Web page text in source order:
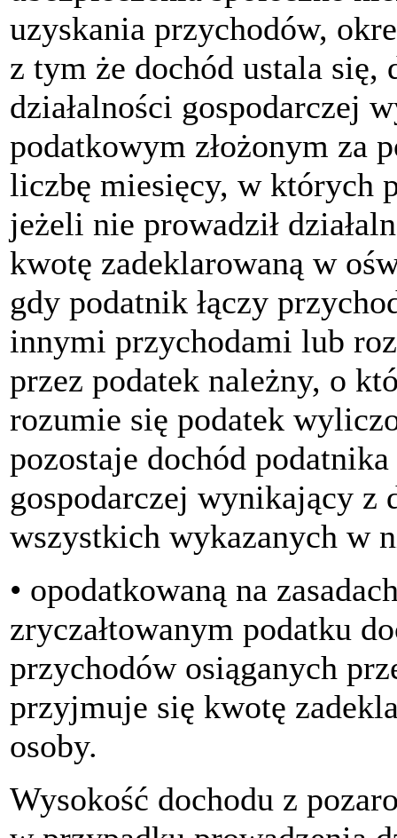
uzyskania przychodów,
z tym że dochód ustala się,
działalności gospodarczej
podatkowym złożonym za
liczbę miesięcy, w których
jeżeli nie prowadził
kwotę zadeklarowaną w
gdy podatnik łączy
innymi przychodami lub
przez podatek należny, o
rozumie się podatek
pozostaje dochód
gospodarczej wynikający z
wszystkich wykazanych w
• opodatkowaną na
zryczałtowanym podatku
przychodów osiąganych
przyjmuje się kwotę
osoby.
Wysokość dochodu z